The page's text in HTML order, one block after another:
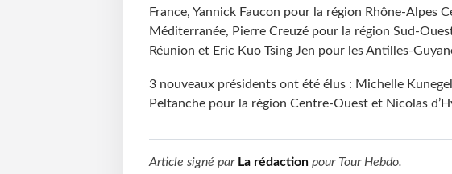
France, Yannick Faucon pour la région Rhône-Alpes
Méditerranée, Pierre Creuzé pour la région Sud-
Réunion et Eric Kuo Tsing Jen pour les Antilles-
3 nouveaux présidents ont été élus : Michelle
Peltanche pour la région Centre-Ouest et Nicolas
Article signé par La rédactionpour Tour Hebdo.